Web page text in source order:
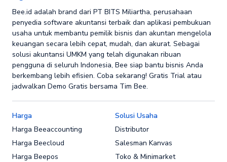
Bee.id adalah brand dari PT BITS Miliartha, perusahaan
penyedia software akuntansi terbaik dan aplikasi pembukuan
usaha untuk membantu pemilik bisnis dan akuntan mengelola
keuangan secara lebih cepat, mudah, dan akurat. Sebagai
solusi akuntansi UMKM yang telah digunakan ribuan
pengguna di seluruh Indonesia, Bee siap bantu bisnis Anda
berkembang lebih efisien. Coba sekarang! Gratis Trial atau
jadwalkan Demo Gratis bersama Tim Bee.
Harga
Harga Beeaccounting
Harga Beecloud
Harga Beepos
Solusi Usaha
Distributor
Salesman Kanvas
Toko & Minimarket